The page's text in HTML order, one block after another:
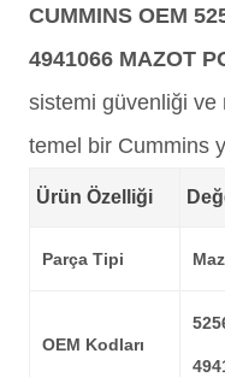
CUMMINS OEM
4941066 MAZOT
sistemi güvenliği ve
temel bir Cummins
Ürün Özelliği
Parça Tipi
OEM Kodları